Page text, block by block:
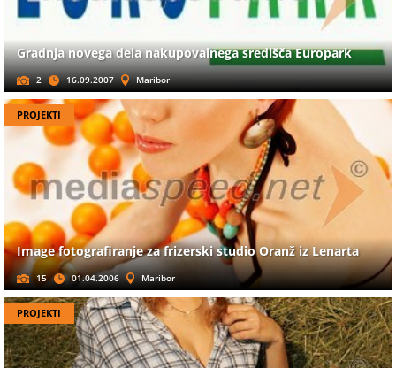
Gradnja novega dela nakupovalnega središča Europark
2 16.09.2007 Maribor
PROJEKTI
Image fotografiranje za frizerski studio Oranž iz Lenarta
15 01.04.2006 Maribor
PROJEKTI